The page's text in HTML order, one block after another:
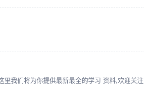
我们将为你提供最新最全的学习 资料,欢迎关注